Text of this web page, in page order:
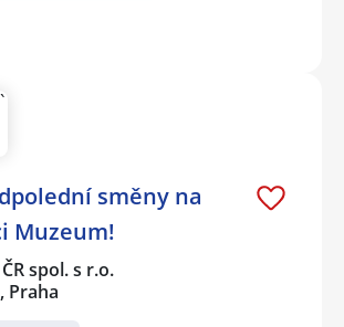
směny na
Muzeum!
spol. s r.o.
Praha